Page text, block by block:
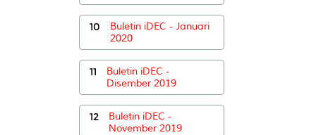
10
Buletin iDEC - Januari
2020
11
Buletin iDEC -
Disember 2019
12
Buletin iDEC -
November 2019